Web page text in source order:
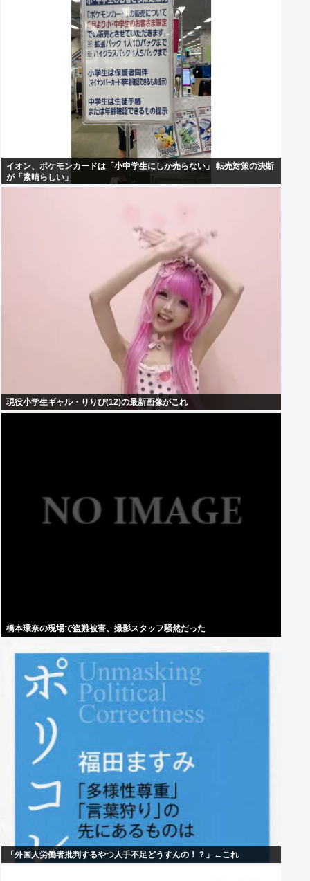
イオン、ポケモンカードは「小中学生にしか売らない」 転売対策の決断
が「素晴らしい」
現役小学生ギャル・りりぴ(12)の最新画像がこれ
橋本環奈の現場で盗難被害、撮影スタッフ騒然だった
「外国人労働者批判するやつ人手不足どうすんの！？」←これ